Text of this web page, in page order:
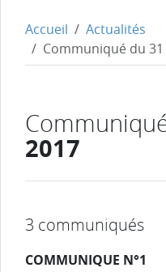
Accueil
Actualités
Communiqué du
2017
3 communiqués
COMMUNIQUE N°1